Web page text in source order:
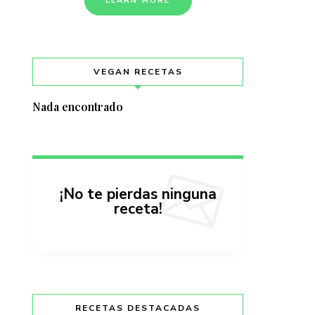
VEGAN RECETAS
Nada encontrado
¡No te pierdas ninguna
receta!
RECETAS DESTACADAS